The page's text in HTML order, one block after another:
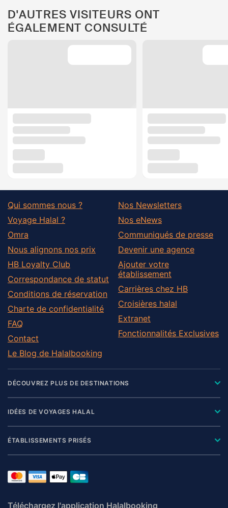
D'AUTRES VISITEURS ONT
ÉGALEMENT CONSULTÉ
Qui sommes nous ?
Voyage Halal ?
Omra
Nous alignons nos prix
HB Loyalty Club
Correspondance de statut
Conditions de réservation
Charte de confidentialité
FAQ
Contact
Le Blog de Halalbooking
Nos Newsletters
Nos eNews
Communiqués de presse
Devenir une agence
Ajouter votre
établissement
Carrières chez HB
Croisières halal
Extranet
Fonctionnalités Exclusives
DÉCOUVREZ PLUS DE DESTINATIONS
IDÉES DE VOYAGES HALAL
ÉTABLISSEMENTS PRISÉS
Téléchargez l'application Halalbooking